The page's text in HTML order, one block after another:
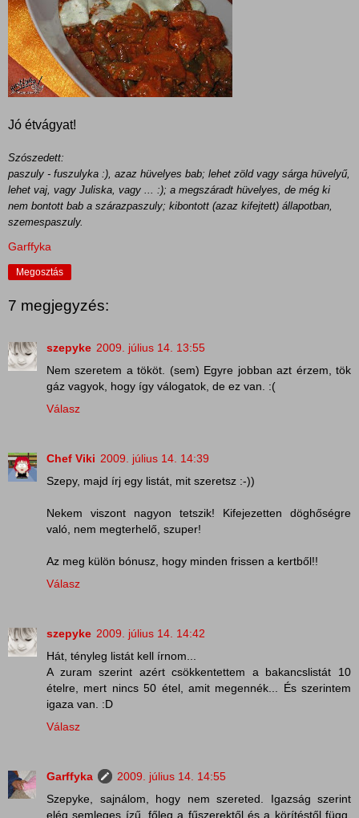
Jó étvágyat!
Szószedett:
paszuly - fuszulyka :), azaz hüvelyes bab; lehet zöld vagy sárga hüvelyű,
lehet vaj, vagy Juliska, vagy ... :); a megszáradt hüvelyes, de még ki
nem bontott bab a szárazpaszuly; kibontott (azaz kifejtett) állapotban,
szemespaszuly.
Garffyka
Megosztás
7 megjegyzés:
szepyke 2009. július 14. 13:55
Nem szeretem a tököt. (sem) Egyre jobban azt érzem, tök
gáz vagyok, hogy így válogatok, de ez van. :(
Válasz
Chef Viki 2009. július 14. 14:39
Szepy, majd írj egy listát, mit szeretsz :-))
Nekem viszont nagyon tetszik! Kifejezetten döghőségre
való, nem megterhelő, szuper!
Az meg külön bónusz, hogy minden frissen a kertből!!
Válasz
szepyke 2009. július 14. 14:42
Hát, tényleg listát kell írnom...
A zuram szerint azért csökkentettem a bakancslistát 10
ételre, mert nincs 50 étel, amit megennék... És szerintem
igaza van. :D
Válasz
Garffyka
2009. július 14. 14:55
Szepyke, sajnálom, hogy nem szereted. Igazság szerint
elég semleges ízű, főleg a fűszerektől és a körítéstől függ,